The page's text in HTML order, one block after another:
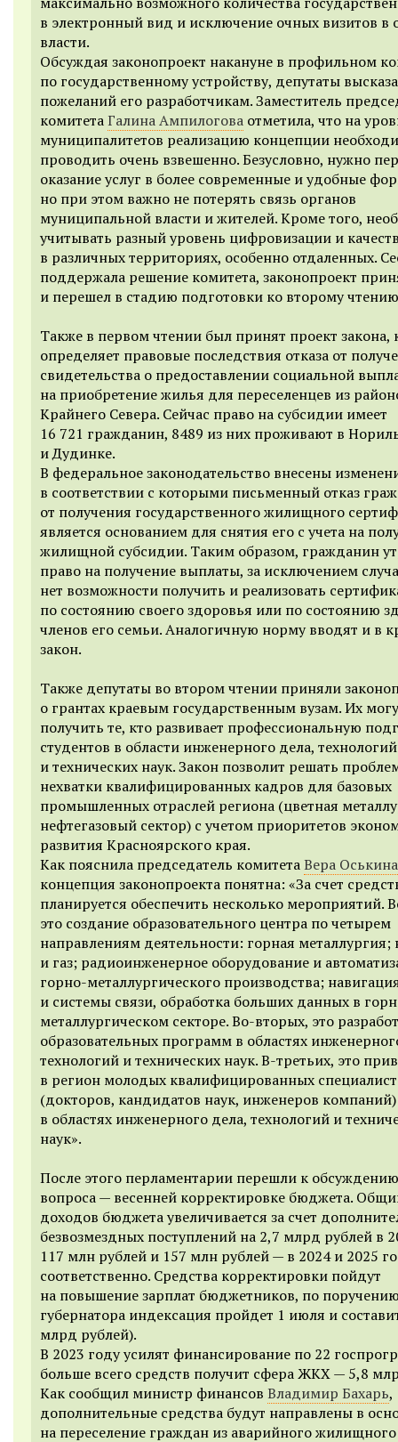
в электронный вид и исключение очных визитов в
власти.
Обсуждая законопроект накануне в профильном
по государственному устройству, депутаты
пожеланий его разработчикам. Заместитель
комитетаГалина Ампилогова отметила, что на
муниципалитетов реализацию концепции
проводить очень взвешенно. Безусловно, нужно
оказание услуг в более современные и удобные
но при этом важно не потерять связь органов
муниципальной власти и жителей. Кроме того,
учитывать разный уровень цифровизации и
в различных территориях, особенно отдаленных.
поддержала решение комитета, законопроект
и перешел в стадию подготовки ко второму
Также в первом чтении был принят проект закона,
определяет правовые последствия отказа от
свидетельства о предоставлении социальной
на приобретение жилья для переселенцев из
Крайнего Севера. Сейчас право на субсидии имеет
16 721 гражданин, 8489 из них проживают в
и Дудинке.
В федеральное законодательство внесены
в соответствии с которыми письменный отказ
от получения государственного жилищного
является основанием для снятия его с учета на
жилищной субсидии. Таким образом, гражданин
право на получение выплаты, за исключением
нет возможности получить и реализовать
по состоянию своего здоровья или по состоянию
членов его семьи. Аналогичную норму вводят и в
закон.
Также депутаты во втором чтении приняли
о грантах краевым государственным вузам. Их
получить те, кто развивает профессиональную
студентов в области инженерного дела, технологий
и технических наук. Закон позволит решать
нехватки квалифицированных кадров для базовых
промышленных отраслей региона (цветная
нефтегазовый сектор) с учетом приоритетов
развития Красноярского края.
Как пояснила председатель комитетаВера Оськина
концепция законопроекта понятна: «За счет
планируется обеспечить несколько мероприятий.
это создание образовательного центра по четырем
направлениям деятельности: горная металлургия;
и газ; радиоинженерное оборудование и
горно-металлургического производства;
и системы связи, обработка больших данных в
металлургическом секторе. Во-вторых, это
образовательных программ в областях
технологий и технических наук. В-третьих, это
в регион молодых квалифицированных
(докторов, кандидатов наук, инженеров
в областях инженерного дела, технологий и
наук».
После этого перламентарии перешли к
вопроса — весенней корректировке бюджета.
доходов бюджета увеличивается за счет
безвозмездных поступлений на 2,7 млрд рублей в
117 млн рублей и 157 млн рублей — в 2024 и 2025
соответственно. Средства корректировки пойдут
на повышение зарплат бюджетников, по
губернатора индексация пройдет 1 июля и
млрд рублей).
В 2023 году усилят финансирование по 22
больше всего средств получит сфера ЖКХ — 5,8
Как сообщил министр финансов Владимир Бахарь,
дополнительные средства будут направлены в
на переселение граждан из аварийного